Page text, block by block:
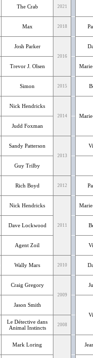
The Crab 2021
Max 2018
Josh Parker
2016
Trevor J. Olsen
Simon 2015
Nick Hendricks
2014
Judd Foxman
Sandy Patterson
2013
Guy Trilby
Rich Boyd 2012
Nick Hendricks
2011
Dave Lockwood
Agent Zoil
Wally Mars 2010
Craig Gregory
2009
Jason Smith
Le Détective dans
Animal Instincts
2008
Mark Loring